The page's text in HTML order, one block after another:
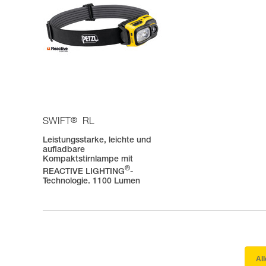
SWIFT ® RL
Leistungsstarke, leichte und
aufladbare
Kompaktstirnlampe mit
REACTIVE LIGHTING®-
Technologie. 1100 Lumen